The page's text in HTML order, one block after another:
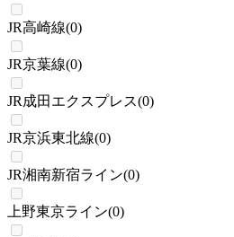
JR高崎線(0)
JR京葉線(0)
JR成田エクスプレス(0)
JR京浜東北線(0)
JR湘南新宿ライン(0)
上野東京ライン(0)